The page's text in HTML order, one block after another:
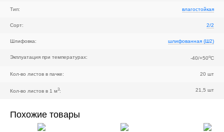
Тип: влагостойкая
Сорт: 2/2
Шлифовка: шлифованная (Ш2)
Экплуатация при температурах: -40/+50oC
Кол-во листов в пачке: 20 шт
Кол-во листов в 1 м3: 21,5 шт
Похожие товары